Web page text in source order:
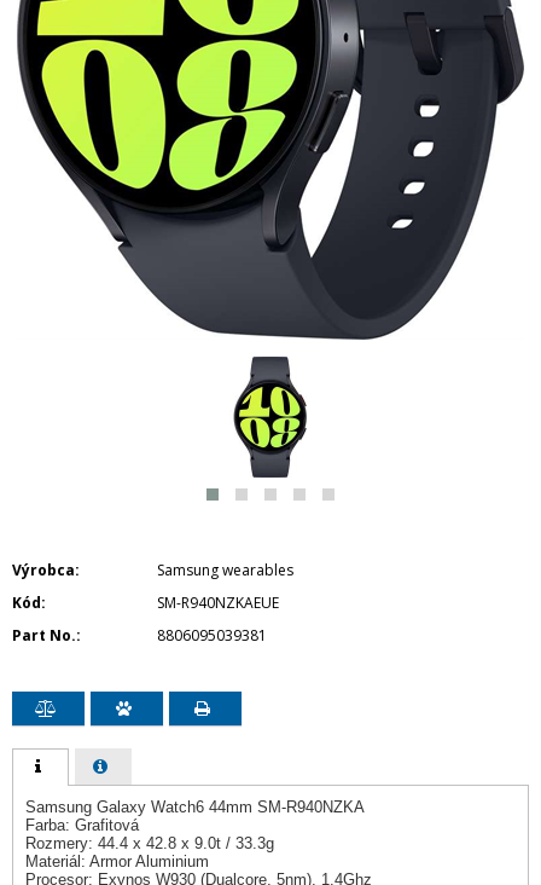
Výrobca
Samsung wearables
Kód
SM-R940NZKAEUE
Part No.
8806095039381
Samsung Galaxy Watch6 44mm SM-R940NZKA
Farba: Grafitová
Rozmery: 44.4 x 42.8 x 9.0t / 33.3g
Materiál: Armor Aluminium
Procesor: Exynos W930 (Dualcore, 5nm), 1.4Ghz